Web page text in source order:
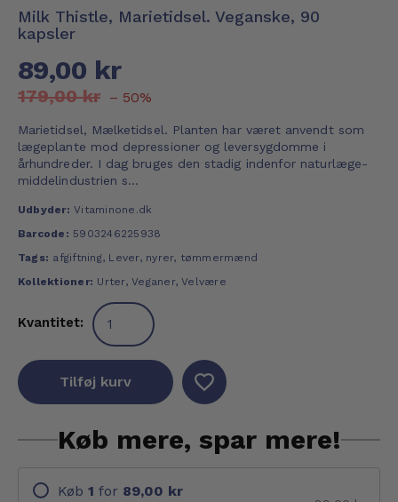
Milk Thistle, Marietidsel. Veganske, 90
kapsler
89,00 kr
179,00 kr – 50%
Marietidsel, Mælketidsel. Planten har været anvendt som
lægeplante mod depressioner og leversygdomme i
århundreder. I dag bruges den stadig indenfor naturlæge-
middelindustrien s...
Udbyder: Vitaminone.dk
Barcode: 5903246225938
Tags: afgiftning, Lever, nyrer, tømmermænd
Kollektioner: Urter,Veganer,Velvære
Kvantitet:
Tilføj kurv
Køb mere, spar mere!
Køb 1 for 89,00 kr